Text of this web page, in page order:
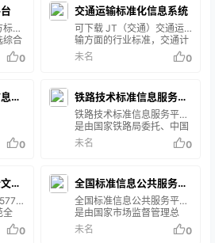
准
综合
准）
0
交通运输标准化信息系统
可下载 JT（交通）交通运
输方面的行业标准，交通计
量检定规程。
未名 0
服
0
铁路技术标准信息服务平
台
铁路技术标准信息服务平台
是由国家铁路局委托、中国
铁道出版社有限公司建设维
护的官方平台，旨在提供铁
未名 0
公
全
规范
：√0
全国标准信息公共服务平
台
全国标准信息公共服务平台
是由国家市场监督管理总
局、国家标准化管理委员会
主管的权威性国家级标准信
未名 0